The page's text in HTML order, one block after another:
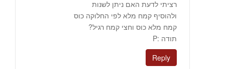
רציתי לדעת האם ניתן לשנות
ולהוסיף קמח מלא לפי החלוקה כוס
קמח מלא כוס וחצי קמח רגיל?
תודה :P
Reply